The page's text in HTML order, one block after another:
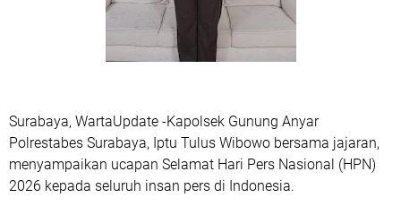
Surabaya, WartaUpdate -Kapolsek Gunung Anyar
Polrestabes Surabaya, Iptu Tulus Wibowo bersama jajaran,
menyampaikan ucapan Selamat Hari Pers Nasional (HPN)
2026 kepada seluruh insan pers di Indonesia.